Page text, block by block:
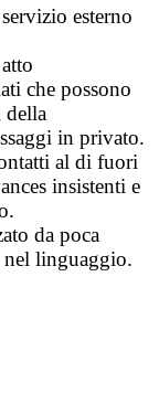
esterno
che possono
della
in privato.
al di fuori
insistenti e
da poca
nel linguaggio.